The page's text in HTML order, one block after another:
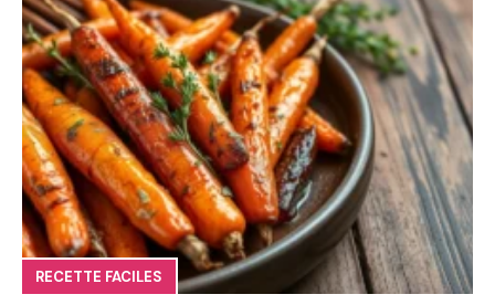
RECETTE FACILES